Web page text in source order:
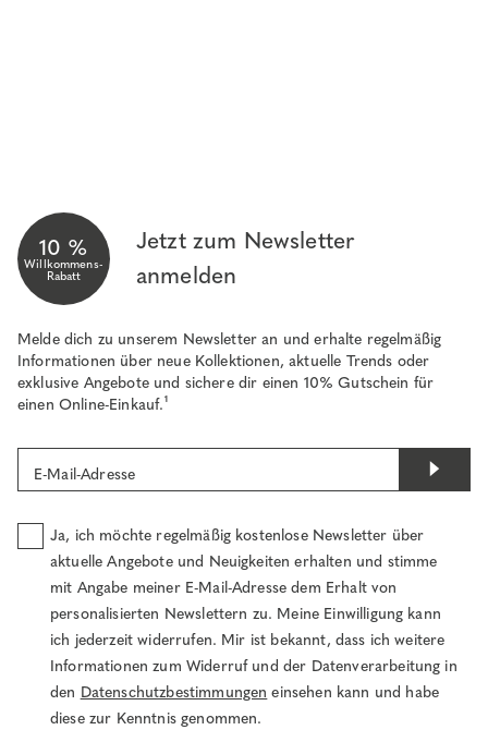
10 %
Willkommens-
Rabatt
Jetzt zum Newsletter
anmelden
Melde dich zu unserem Newsletter an und erhalte regelmäßig
Informationen über neue Kollektionen, aktuelle Trends oder
exklusive Angebote und sichere dir einen 10% Gutschein für
einen Online-Einkauf.¹
E-Mail-Adresse
Ja, ich möchte regelmäßig kostenlose Newsletter über
aktuelle Angebote und Neuigkeiten erhalten und stimme
mit Angabe meiner E-Mail-Adresse dem Erhalt von
personalisierten Newslettern zu. Meine Einwilligung kann
ich jederzeit widerrufen. Mir ist bekannt, dass ich weitere
Informationen zum Widerruf und der Datenverarbeitung in
den Datenschutzbestimmungen einsehen kann und habe
diese zur Kenntnis genommen.